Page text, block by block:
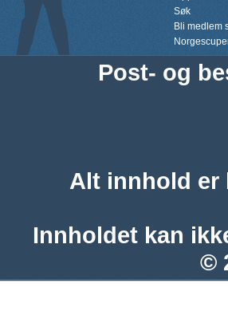
Søk
Bli medlem
Post- og
Alt innhold er
Innholdet kan
©